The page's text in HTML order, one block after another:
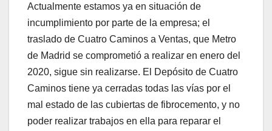
Actualmente estamos ya en situación de
incumplimiento por parte de la empresa; el
traslado de Cuatro Caminos a Ventas, que Metro
de Madrid se comprometió a realizar en enero del
2020, sigue sin realizarse. El Depósito de Cuatro
Caminos tiene ya cerradas todas las vías por el
mal estado de las cubiertas de fibrocemento, y no
poder realizar trabajos en ella para reparar el